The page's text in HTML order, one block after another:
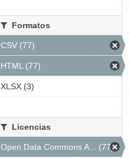
Formatos
CSV (77)
HTML (77)
XLSX (3)
Licencias
Open Data Commons A... (77)